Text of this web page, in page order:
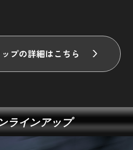
プの詳細はこちら
ラインアップ